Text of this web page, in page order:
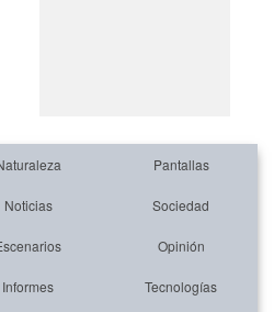
Pantallas
Noticias Sociedad
Opinión
Informes Tecnologías